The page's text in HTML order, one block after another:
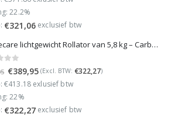
was:
€449,95. €349,95.
22.2%
€321,06exclusief btw
Homecare lichtgewicht Rollator van 5,8 kg – Carbon rollator tot 150 kg draaggewicht – Dubbel opvouwbaar en inclusief reistas - Groen
of 5
Oorspronkelijke
prijs
was:
€499,95.
€389,95Huidige
prijs
€389,95.
(Excl. BTW: €322,27)
€413.18 exlusief btw
22%
€322,27exclusief btw